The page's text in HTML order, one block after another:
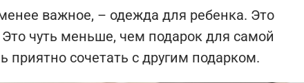
важное, – одежда для ребенка. Это
Это чуть меньше, чем подарок для самой
приятно сочетать с другим подарком.